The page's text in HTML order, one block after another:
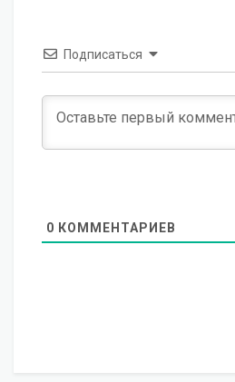
Подписаться
0 КОММЕНТАРИЕВ